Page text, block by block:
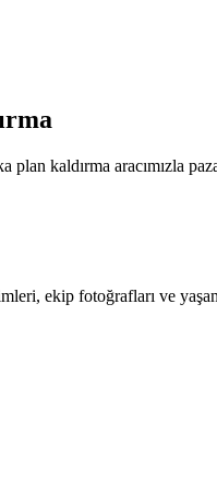
plan kaldırma aracımızla
ekip fotoğrafları ve